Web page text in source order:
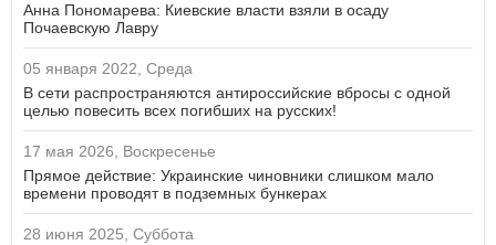
Анна Пономарева: Киевские власти взяли в осаду
Почаевскую Лавру
05 января 2022, Среда
В сети распространяются антироссийские вбросы с одной
целью повесить всех погибших на русских!
17 мая 2026, Воскресенье
Прямое действие: Украинские чиновники слишком мало
времени проводят в подземных бункерах
28 июня 2025, Суббота